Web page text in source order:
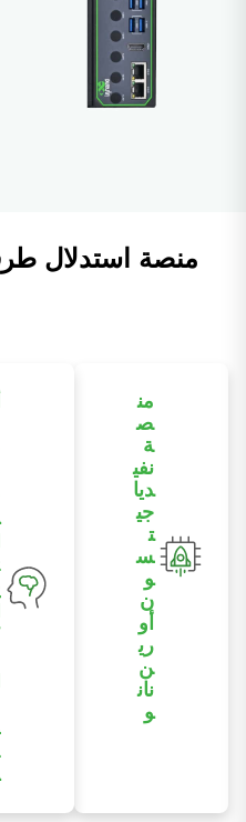
منصة استدلال
من
ص
ة
نفي
ديا
جي
ت
س
و
ن
أو
ري
ن
نان
و